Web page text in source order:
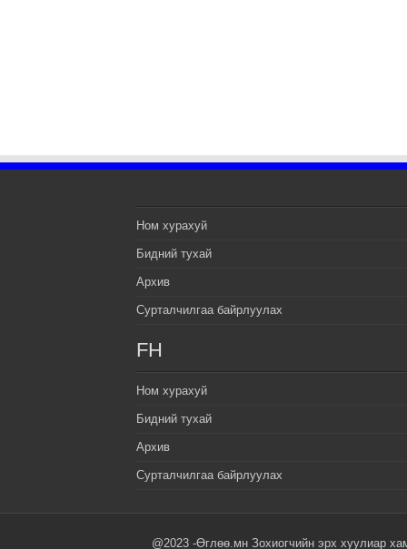
Ном хурахуй
Бидний тухай
Архив
Сурталчилгаа байрлуулах
FH
Ном хурахуй
Бидний тухай
Архив
Сурталчилгаа байрлуулах
@2023 -Өглөө.мн Зохиогчийн эрх хуулиар